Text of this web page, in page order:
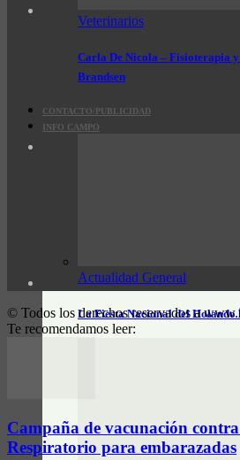
Veterinarios
Carla De Nicola – Fisioterapia
Brandsen
CONTACTO/PUBLICIDAD
INFO CAMPO
Actualidad General
La Fiesta Nacional del
© Todos los derechos reservados a
Te recomendamos leer:
Campaña de vacunación
Respiratorio para embarazadas